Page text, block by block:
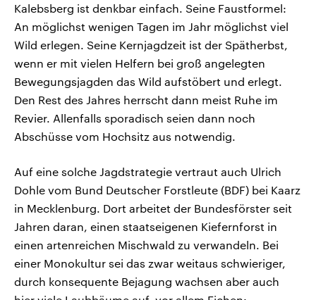
Kalebsberg ist denkbar einfach. Seine Faustformel:
An möglichst wenigen Tagen im Jahr möglichst viel
Wild erlegen. Seine Kernjagdzeit ist der Spätherbst,
wenn er mit vielen Helfern bei groß angelegten
Bewegungsjagden das Wild aufstöbert und erlegt.
Den Rest des Jahres herrscht dann meist Ruhe im
Revier. Allenfalls sporadisch seien dann noch
Abschüsse vom Hochsitz aus notwendig.
Auf eine solche Jagdstrategie vertraut auch Ulrich
Dohle vom Bund Deutscher Forstleute (BDF) bei Kaarz
in Mecklenburg. Dort arbeitet der Bundesförster seit
Jahren daran, einen staatseigenen Kiefernforst in
einen artenreichen Mischwald zu verwandeln. Bei
einer Monokultur sei das zwar weitaus schwieriger,
durch konsequente Bejagung wachsen aber auch